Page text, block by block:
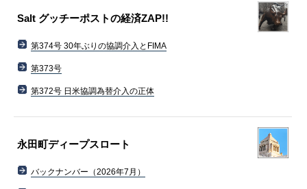
Salt グッチーポストの経済ZAP!!
第374号 30年ぶりの協調介入とFIMA
第373号
第372号 日米協調為替介入の正体
永田町ディープスロート
バックナンバー（2026年7月）